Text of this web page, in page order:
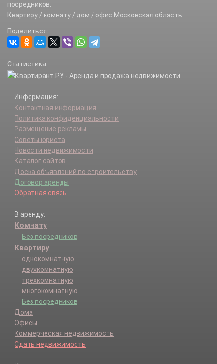
посредников.
Квартиру / комнату / дом / офис Московская область
Поделиться:
Статистика:
Информация:
Контактная информация
Политика конфиденциальности
Размещение рекламы
Советы юриста
Новости недвижимости
Каталог сайтов
Доска объявлений по строительству
Договор аренды
Обратная связь
В аренду:
Комнату
Без посредников
Квартиру
однокомнатную
двухкомнатную
трехкомнатную
многокомнатную
Без посредников
Дома
Офисы
Коммерческая недвижимость
Сдать недвижимость